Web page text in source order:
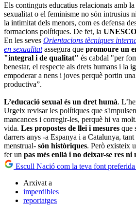
Els continguts educatius relacionats amb
sexualitat o el feminisme no són intrusius
la intimitat dels menors, com es defensa
formacions polítiques. De fet, la UNESCO
En les seves Orientacions tècniques
en sexualitat assegura que promoure un
"integral i de qualitat" és cabdal "per
benestar, el respecte als drets humans i la
empoderar a nens i joves perquè portin
productiva”.
L’educació sexual és un dret humà.
Urgeix revisar les polítiques que
mancances i corregir-les, perquè hi va
vida. Les propostes de llei i mesures que
darrers anys -a Espanya i a Catalunya,
menstrual- són històriques. Però existeix
fer un pas més enllà i no deixar-se res ni
Escull Nació com la teva font
Arxivat a
imperdibles
reportatges